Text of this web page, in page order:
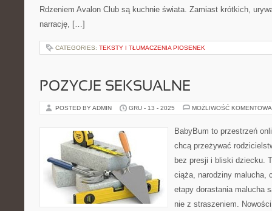
Rdzeniem Avalon Club są kuchnie świata. Zamiast krótkich,
narrację, […]
CATEGORIES: TEKSTY I TŁUMACZENIA PIOSENEK
POZYCJE SEKSUALNE
POSTED BY ADMIN GRU - 13 - 2025 MOŻLIWOŚĆ
BabyBum to przestrzeń
chcą przeżywać
bez presji i bliski dziecku.
ciąża, narodziny malucha,
etapy dorastania malucha
nie z straszeniem.